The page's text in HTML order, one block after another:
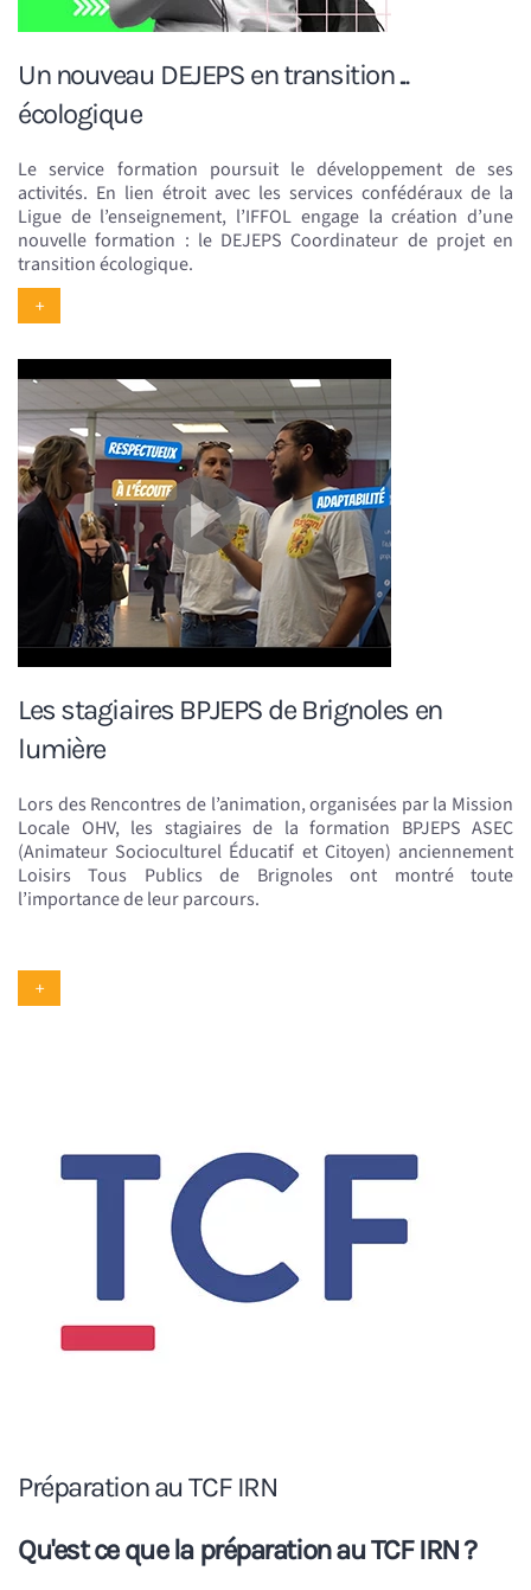
Un nouveau DEJEPS en transition ...
écologique
Le service formation poursuit le développement de ses
activités. En lien étroit avec les services confédéraux de la
Ligue de l’enseignement, l’IFFOL engage la création d’une
nouvelle formation : le DEJEPS Coordinateur de projet en
transition écologique.
+
Les stagiaires BPJEPS de Brignoles en
lumière
Lors des Rencontres de l’animation, organisées par la Mission
Locale OHV, les stagiaires de la formation BPJEPS ASEC
(Animateur Socioculturel Éducatif et Citoyen) anciennement
Loisirs Tous Publics de Brignoles ont montré toute
l’importance de leur parcours.
+
Préparation au TCF IRN
Qu'est ce que la préparation au TCF IRN ?